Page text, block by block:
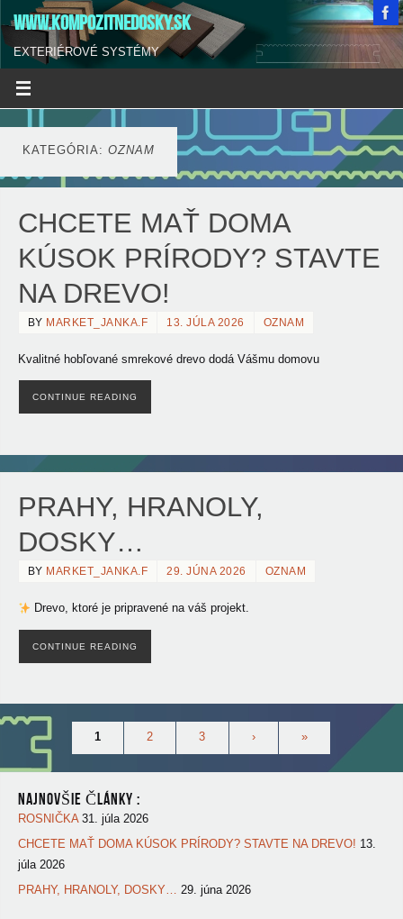
WWW.KOMPOZITNEDOSKY.SK
EXTERIÉROVÉ SYSTÉMY
KATEGÓRIA: OZNAM
CHCETE MAŤ DOMA
KÚSOK PRÍRODY? STAVTE
NA DREVO!
BY MARKET_JANKA.F 13. JÚLA 2026 OZNAM
Kvalitné hobľované smrekové drevo dodá Vášmu domovu
CONTINUE READING
PRAHY, HRANOLY,
DOSKY…
BY MARKET_JANKA.F 29. JÚNA 2026 OZNAM
Drevo, ktoré je pripravené na váš projekt.
CONTINUE READING
1 2 3 › »
NAJNOVŠIE ČLÁNKY :
ROSNIČKA 31. júla 2026
CHCETE MAŤ DOMA KÚSOK PRÍRODY? STAVTE NA DREVO! 13.
júla 2026
PRAHY, HRANOLY, DOSKY… 29. júna 2026